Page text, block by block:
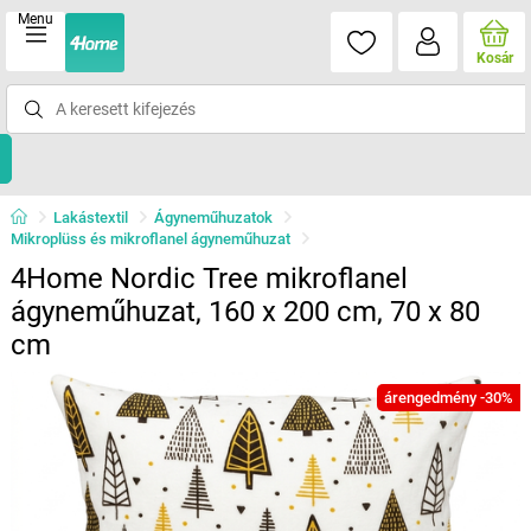
Menu
Kosár
Lakástextil
Ágyneműhuzatok
Mikroplüss és mikroflanel ágyneműhuzat
4Home Nordic Tree mikroflanel
ágyneműhuzat, 160 x 200 cm, 70 x 80
cm
árengedmény -30%